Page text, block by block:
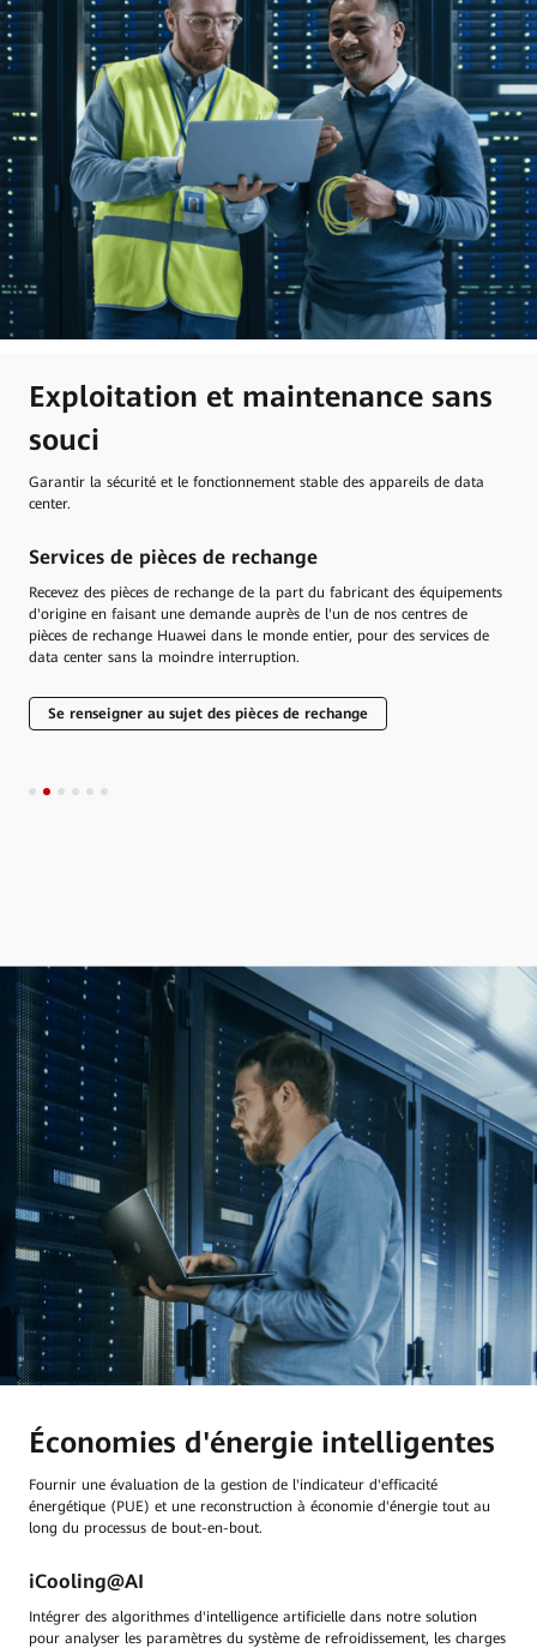
Exploitation et maintenance sans
souci
Garantir la sécurité et le fonctionnement stable des appareils de data
center.
Vérification de l'intégrité et maintenance des
appareils
Nous proposons des services de vérification approfondie de l'intégrité et
de maintenance complète pour les produits d'installations de data center
Huawei, pour de meilleures performances en termes de fiabilité, de
Économies d'énergie intelligentes
Fournir une évaluation de la gestion de l'indicateur d'efficacité
énergétique (PUE) et une reconstruction à économie d'énergie tout au
long du processus de bout-en-bout.
iCooling@AI
Intégrer des algorithmes d'intelligence artificielle dans notre solution
pour analyser les paramètres du système de refroidissement, les charges